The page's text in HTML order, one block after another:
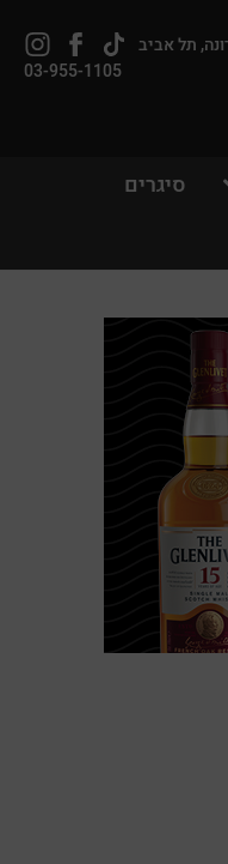
וויסקי
חנות
לעמוד
הפייסבוק
Tiktok
link
03-955-1105
סיגרים